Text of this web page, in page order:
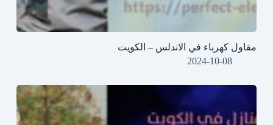
مقاول كهرباء في الاندلس – الكويت
2024-10-08